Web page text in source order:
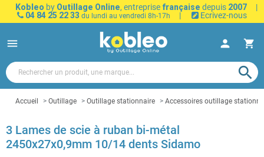
Kobleo by Outillage Online, entreprise française depuis 2007
|
04 84 25 22 33 du lundi au vendredi 8h-17h | Ecrivez-nous
menu person shopping_cart
search
Accueil Outillage Outillage stationnaire Accessoires outillage
3 Lames de scie à ruban bi-métal
2450x27x0,9mm 10/14 dents Sidamo